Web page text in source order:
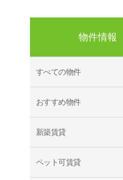
物件情報
すべての物件
おすすめ物件
新築賃貸
ペット可賃貸